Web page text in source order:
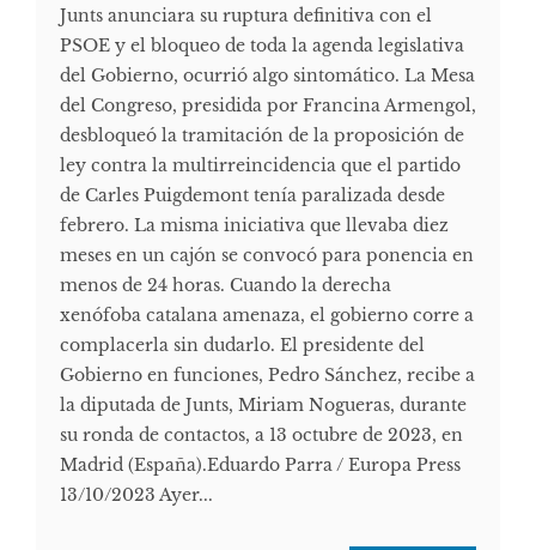
Junts anunciara su ruptura definitiva con el
PSOE y el bloqueo de toda la agenda legislativa
del Gobierno, ocurrió algo sintomático. La Mesa
del Congreso, presidida por Francina Armengol,
desbloqueó la tramitación de la proposición de
ley contra la multirreincidencia que el partido
de Carles Puigdemont tenía paralizada desde
febrero. La misma iniciativa que llevaba diez
meses en un cajón se convocó para ponencia en
menos de 24 horas. Cuando la derecha
xenófoba catalana amenaza, el gobierno corre a
complacerla sin dudarlo. El presidente del
Gobierno en funciones, Pedro Sánchez, recibe a
la diputada de Junts, Miriam Nogueras, durante
su ronda de contactos, a 13 octubre de 2023, en
Madrid (España).Eduardo Parra / Europa Press
13/10/2023 Ayer...